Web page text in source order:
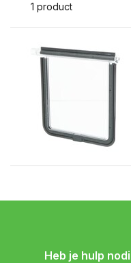
1 product
Heb je hulp